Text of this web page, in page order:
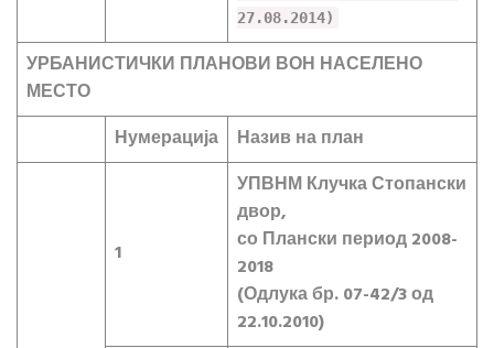
27.08.2014)
УРБАНИСТИЧКИ ПЛАНОВИ ВОН НАСЕЛЕНО
МЕСТО
Нумерација
Назив на план
1
УПВНМ Клучка Стопански
двор,
со Плански период 2008-
2018
(Одлука бр. 07-42/3 од
22.10.2010)